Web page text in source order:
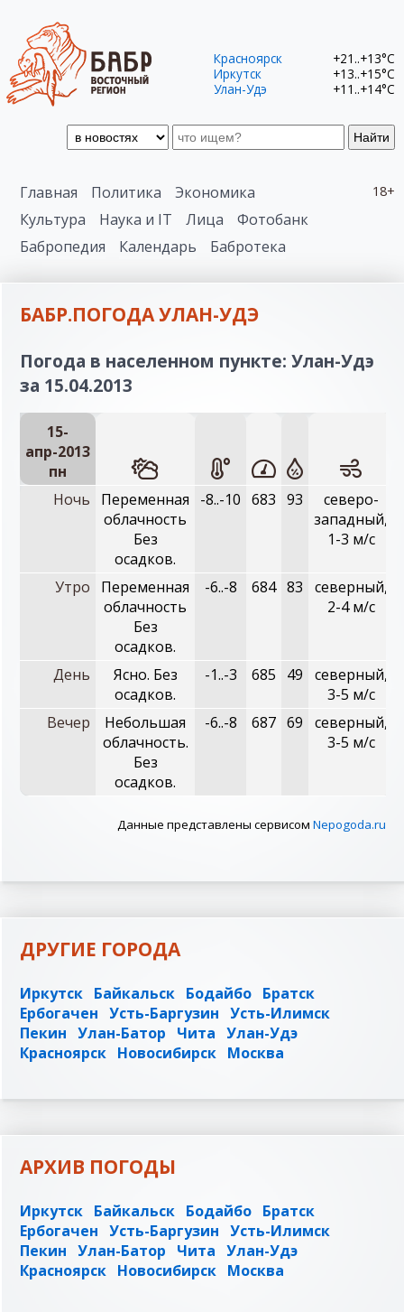
Найти
Красноярск
+21..+13°C
Иркутск
+13..+15°C
Улан-Удэ
+11..+14°C
18+
Главная Политика
Экономика
Культура
Наука и IT Лица
Фотобанк
Бабропедия
Календарь Бабротека
БАБР.ПОГОДА УЛАН-УДЭ
Погода в населенном пункте: Улан-Удэ
за 15.04.2013
15-
апр-2013
пн
Ночь
Переменная
облачность
Без
осадков.
-8..-10 683 93
северо-
западный,
1-3 м/с
Утро
Переменная
облачность
Без
осадков.
-6..-8 684 83
северный,
2-4 м/с
День
Ясно. Без
осадков.
-1..-3 685 49
северный,
3-5 м/с
Вечер
Небольшая
облачность.
Без
осадков.
-6..-8 687 69
северный,
3-5 м/с
Данные представлены сервисом Nepogoda.ru
ДРУГИЕ ГОРОДА
Иркутск Байкальск Бодайбо Братск
Ербогачен Усть-Баргузин Усть-Илимск
Пекин Улан-Батор Чита Улан-Удэ
Красноярск Новосибирск Москва
АРХИВ ПОГОДЫ
Иркутск Байкальск Бодайбо Братск
Ербогачен Усть-Баргузин Усть-Илимск
Пекин Улан-Батор Чита Улан-Удэ
Красноярск Новосибирск Москва